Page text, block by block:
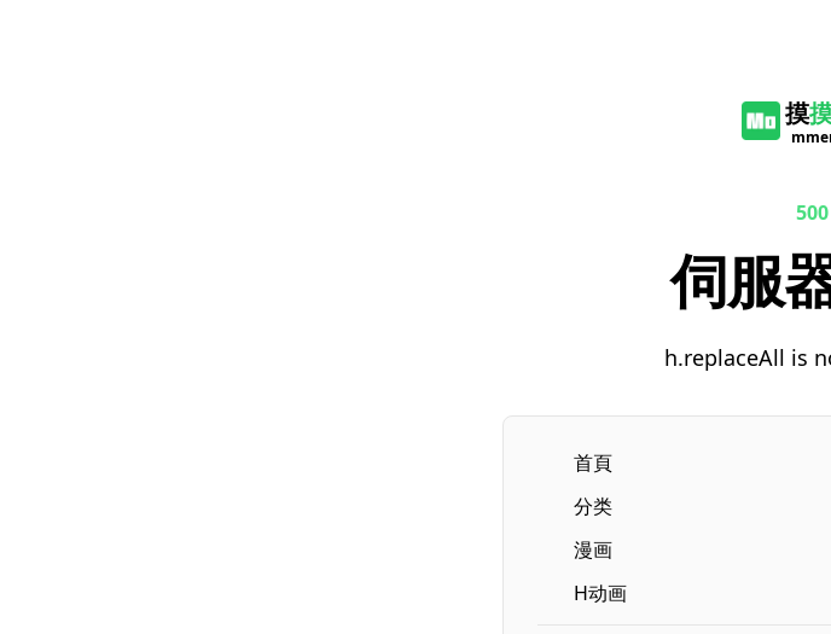
摸
500
伺服
h.replaceAll is
首頁
分类
漫画
H动画